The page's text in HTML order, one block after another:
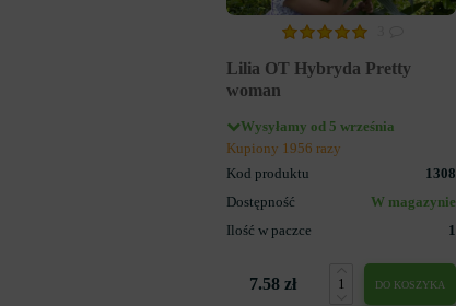
Lilia OT Hybryda Pretty
woman
Wysyłamy od 5 września
Kupiony 1956 razy
Kod produktu
1308
Dostępność
W magazynie
Ilość w paczce
1
7.58 zł DO KOSZYKA